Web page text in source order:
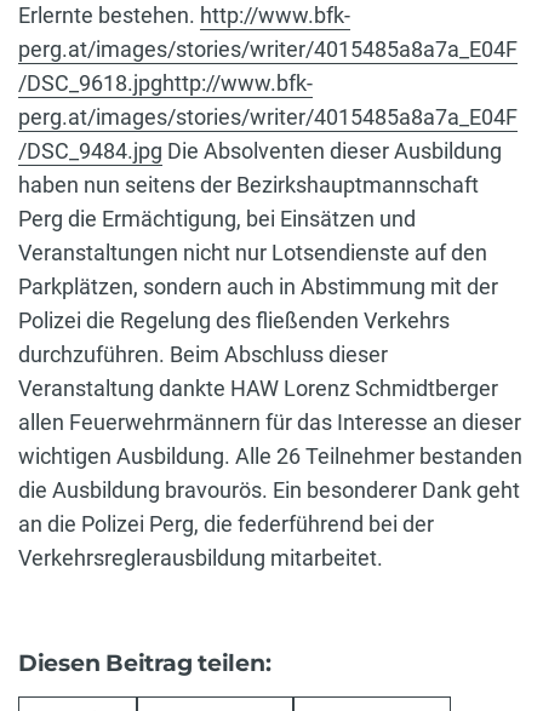
Erlernte bestehen. http://www.bfk-
perg.at/images/stories/writer/4015485a8a7a_E04F
/DSC_9618.jpghttp://www.bfk-
perg.at/images/stories/writer/4015485a8a7a_E04F
/DSC_9484.jpg Die Absolventen dieser Ausbildung
haben nun seitens der Bezirkshauptmannschaft
Perg die Ermächtigung, bei Einsätzen und
Veranstaltungen nicht nur Lotsendienste auf den
Parkplätzen, sondern auch in Abstimmung mit der
Polizei die Regelung des fließenden Verkehrs
durchzuführen. Beim Abschluss dieser
Veranstaltung dankte HAW Lorenz Schmidtberger
allen Feuerwehrmännern für das Interesse an dieser
wichtigen Ausbildung. Alle 26 Teilnehmer bestanden
die Ausbildung bravourös. Ein besonderer Dank geht
an die Polizei Perg, die federführend bei der
Verkehrsreglerausbildung mitarbeitet.
Diesen Beitrag teilen: